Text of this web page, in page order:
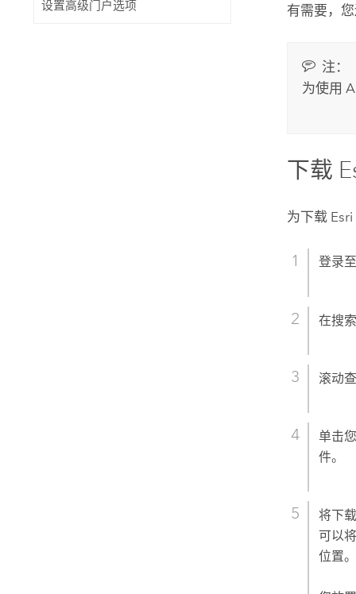
设置高级门户选项 有需要，
注：
为使用
下载
为下载 Esri
登录
在搜
滚动
单击
件。
将下
可以
位置